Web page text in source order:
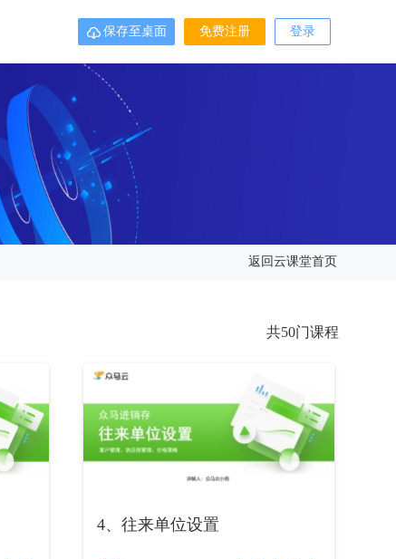
登录
免费注册
 保存至桌面
返回云课堂首页
共50门课程
4、往来单位设置